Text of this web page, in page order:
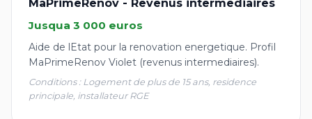
MaPrimeRenov - Revenus intermediaires
Jusqua 3 000 euros
Aide de lEtat pour la renovation energetique. Profil
MaPrimeRenov Violet (revenus intermediaires).
Conditions : Logement de plus de 15 ans, residence
principale, installateur RGE